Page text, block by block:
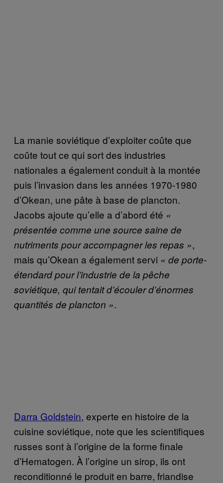
La manie soviétique d’exploiter coûte que
coûte tout ce qui sort des industries
nationales a également conduit à la montée
puis l’invasion dans les années 1970-1980
d’Okean, une pâte à base de plancton.
Jacobs ajoute qu’elle a d’abord été «
présentée comme une source saine de
nutriments pour accompagner les repas »,
mais qu’Okean a également servi « de porte-
étendard pour l’industrie de la pêche
soviétique, qui tentait d’écouler d’énormes
quantités de plancton ».
Darra Goldstein, experte en histoire de la
cuisine soviétique, note que les scientifiques
russes sont à l’origine de la forme finale
d’Hematogen. À l’origine un sirop, ils ont
reconditionné le produit en barre, friandise